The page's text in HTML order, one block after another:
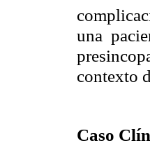
una
contexto
Caso